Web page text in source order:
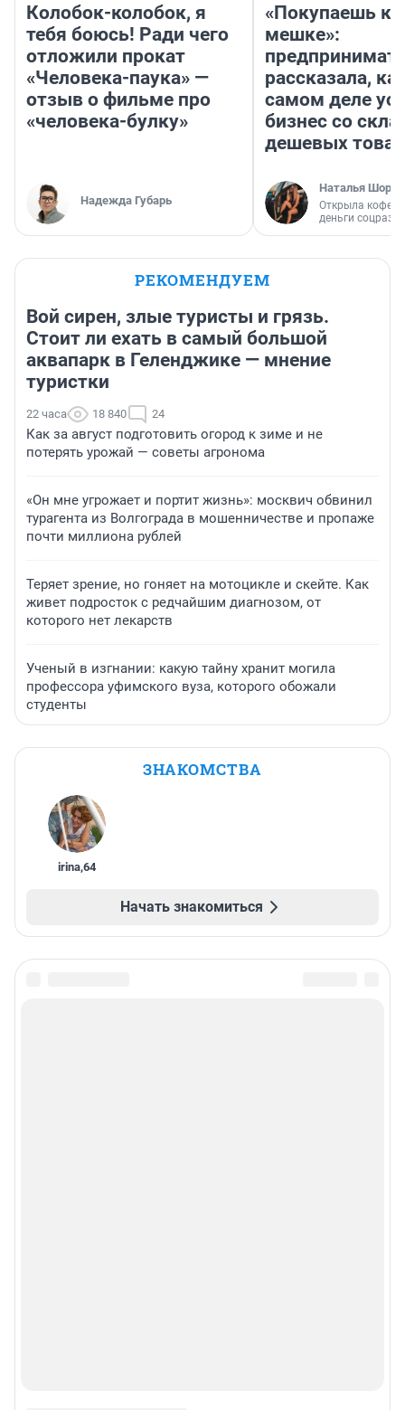
Колобок-колобок, я
тебя боюсь! Ради чего
отложили прокат
«Человека-паука» —
отзыв о фильме про
«человека-булку»
Надежда Губарь
«Покупаешь
мешке»:
рассказала,
самом деле
бизнес со
дешевых
Наталья
Открыла
деньги
РЕКОМЕНДУЕМ
Вой сирен, злые туристы и грязь.
Стоит ли ехать в самый большой
аквапарк в Геленджике — мнение
туристки
22 часа 18 840 24
Как за август подготовить огород к зиме и не
потерять урожай — советы агронома
«Он мне угрожает и портит жизнь»: москвич обвинил
турагента из Волгограда в мошенничестве и пропаже
почти миллиона рублей
Теряет зрение, но гоняет на мотоцикле и скейте. Как
живет подросток с редчайшим диагнозом, от
которого нет лекарств
Ученый в изгнании: какую тайну хранит могила
профессора уфимского вуза, которого обожали
студенты
ЗНАКОМСТВА
irina,64
Начать знакомиться